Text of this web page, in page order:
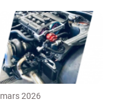
2026